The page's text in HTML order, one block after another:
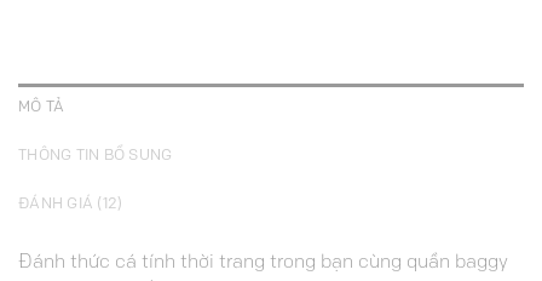
MÔ TẢ
THÔNG TIN BỔ SUNG
ĐÁNH GIÁ (12)
Đánh thức cá tính thời trang trong bạn cùng quần baggy